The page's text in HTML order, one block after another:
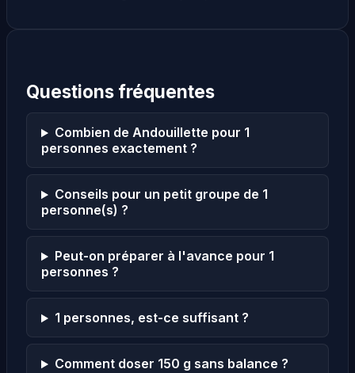
Questions fréquentes
Combien de Andouillette pour 1
personnes exactement ?
Conseils pour un petit groupe de 1
personne(s) ?
Peut-on préparer à l'avance pour 1
personnes ?
1 personnes, est-ce suffisant ?
Comment doser 150 g sans balance ?